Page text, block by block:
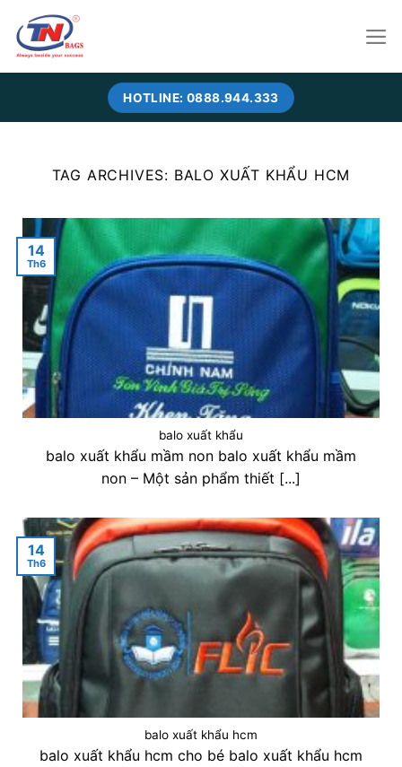
content
HOTLINE: 0888.944.333
TAG ARCHIVES: BALO XUẤT KHẨU HCM
balo xuất khẩu
balo xuất khẩu mầm non balo xuất khẩu mầm
non – Một sản phẩm thiết [...]
14
Th6
balo xuất khẩu hcm
balo xuất khẩu hcm cho bé balo xuất khẩu hcm
14
Th6